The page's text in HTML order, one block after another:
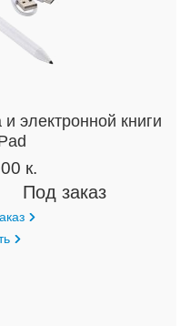
электронной книги
к.
Под заказ